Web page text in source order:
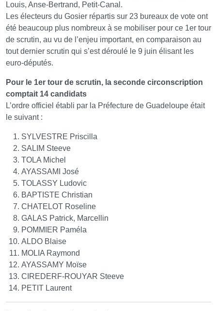
Louis, Anse-Bertrand, Petit-Canal.
Les électeurs du Gosier répartis sur 23 bureaux de vote ont
été beaucoup plus nombreux à se mobiliser pour ce 1er tour
de scrutin, au vu de l’enjeu important, en comparaison au
tout dernier scrutin qui s’est déroulé le 9 juin élisant les
euro-députés.
Pour le 1er tour de scrutin, la seconde circonscription
comptait 14 candidats
L’ordre officiel établi par la Préfecture de Guadeloupe était
le suivant :
SYLVESTRE Priscilla
SALIM Steeve
TOLA Michel
AYASSAMI José
TOLASSY Ludovic
BAPTISTE Christian
CHATELOT Roseline
GALAS Patrick, Marcellin
POMMIER Paméla
ALDO Blaise
MOLIA Raymond
AYASSAMY Moïse
CIREDERF-ROUYAR Steeve
PETIT Laurent